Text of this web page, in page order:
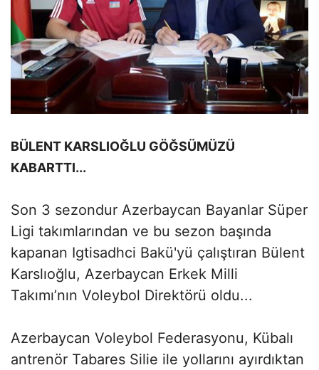
BÜLENT KARSLIOĞLU GÖĞSÜMÜZÜ
KABARTTI...
Son 3 sezondur Azerbaycan Bayanlar Süper
Ligi takımlarından ve bu sezon başında
kapanan Igtisadhci Bakü'yü çalıştıran Bülent
Karslıoğlu, Azerbaycan Erkek Milli
Takımı’nın Voleybol Direktörü oldu...
Azerbaycan Voleybol Federasyonu, Kübalı
antrenör Tabares Silie ile yollarını ayırdıktan